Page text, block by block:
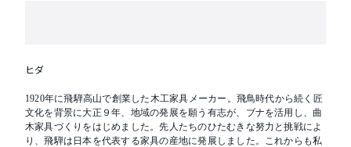
ヒダ
1920年に飛騨高山で創業した木工家具メーカー。飛鳥時代から続く匠
文化を背景に大正９年、地域の発展を願う有志が、ブナを活用し、曲
木家具づくりをはじめました。先人たちのひたむきな努力と挑戦によ
り、飛騨は日本を代表する家具の産地に発展しました。これからも私